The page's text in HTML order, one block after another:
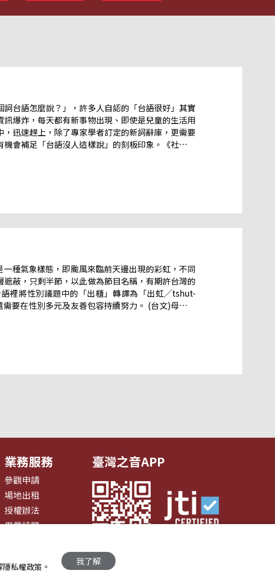
台語怎麼說？」，許多人自認的「台語很好」其實
爆炸，每天都有新事物出現、即使是兒童的生活用
迅速趕上，除了專家學者訂定的新詞辭庫，更需要
會補足「台語沒人這樣說」的刻板印象。《社群咧
種氣象樣態，即颱風來臨前天邊出現的彩虹，不同
蔽，只剩半節，以此做為節目名稱，有期許台灣的
裡將性別議題中的「出櫃」轉譯為「出虹╱tshut-
多元及友善包容持續努力。 (台文)母親節
業務服務
參觀申請
場地出租
授權辦法
異業結盟
臺灣之音APP
私權政策。
我了解